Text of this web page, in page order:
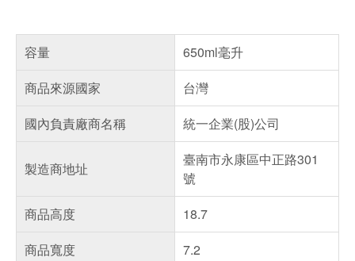
容量
650ml毫升
商品來源國家
台灣
國內負責廠商名稱
統一企業(股)公司
製造商地址
臺南市永康區中正路301
號
商品高度
18.7
商品寬度
7.2